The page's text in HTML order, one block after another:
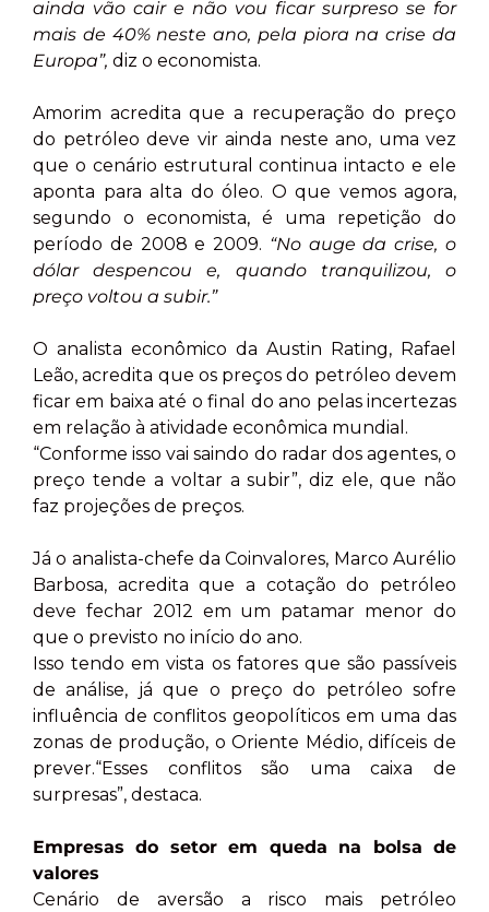
ainda vão cair e não vou ficar surpreso se for
mais de 40% neste ano, pela piora na crise da
Europa”, diz o economista.
Amorim acredita que a recuperação do preço
do petróleo deve vir ainda neste ano, uma vez
que o cenário estrutural continua intacto e ele
aponta para alta do óleo. O que vemos agora,
segundo o economista, é uma repetição do
período de 2008 e 2009. “No auge da crise, o
dólar despencou e, quando tranquilizou, o
preço voltou a subir.”
O analista econômico da Austin Rating, Rafael
Leão, acredita que os preços do petróleo devem
ficar em baixa até o final do ano pelas incertezas
em relação à atividade econômica mundial.
“Conforme isso vai saindo do radar dos agentes, o
preço tende a voltar a subir”, diz ele, que não
faz projeções de preços.
Já o analista-chefe da Coinvalores, Marco Aurélio
Barbosa, acredita que a cotação do petróleo
deve fechar 2012 em um patamar menor do
que o previsto no início do ano.
Isso tendo em vista os fatores que são passíveis
de análise, já que o preço do petróleo sofre
influência de conflitos geopolíticos em uma das
zonas de produção, o Oriente Médio, difíceis de
prever.“Esses conflitos são uma caixa de
surpresas”, destaca.
Empresas do setor em queda na bolsa de
valores
Cenário de aversão a risco mais petróleo